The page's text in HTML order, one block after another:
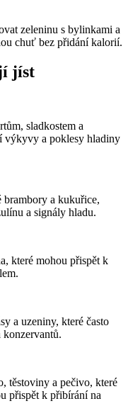
zeleninu s bylinkami a
chuť bez přidání kalorií.
jíst
sladkostem a
výkyvy a poklesy hladiny
brambory a kukuřice,
a signály hladu.
které mohou přispět k
a uzeniny, které často
těstoviny a pečivo, které
přispět k přibírání na